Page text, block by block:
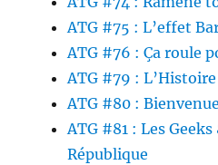
ATG #75 : L’effet
ATG #76 : Ça roule
ATG #79 :
ATG #80 :
ATG #81 : Les Geeks
République